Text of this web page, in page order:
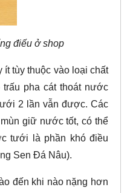
điếu ở shop
tùy thuộc vào loại chất
pha cát thoát nước
2 lần vẫn được. Các
giữ nước tốt, có thể
tưới là phần khó điều
Sen Đá Nâu).
đến khi nào nặng hơn